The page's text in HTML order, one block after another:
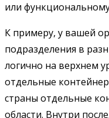
или
К примеру, у вашей
подразделения в
логично на верхнем
отдельные
страны отдельные
области. Внутри